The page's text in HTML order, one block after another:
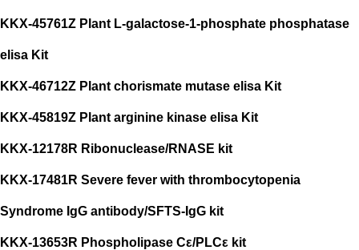
KKX-45761Z Plant L-galactose-1-phosphate phosphatase
elisa Kit
KKX-46712Z Plant chorismate mutase elisa Kit
KKX-45819Z Plant arginine kinase elisa Kit
KKX-12178R Ribonuclease/RNASE kit
KKX-17481R Severe fever with thrombocytopenia
Syndrome IgG antibody/SFTS-IgG kit
KKX-13653R Phospholipase Cε/PLCε kit